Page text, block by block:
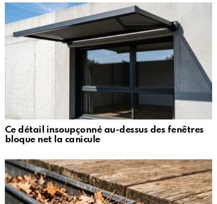
Ce détail insoupçonné au-dessus des fenêtres
bloque net la canicule